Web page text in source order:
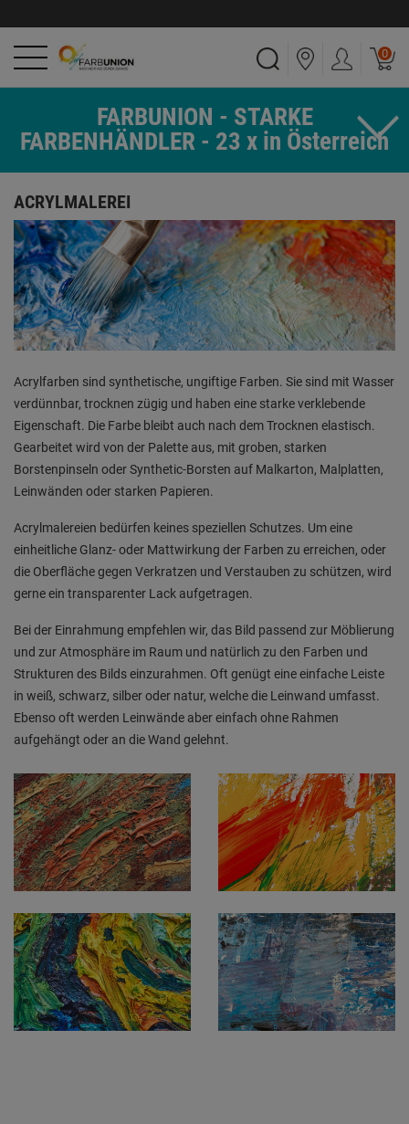
0
FARBUNION - STARKE
FARBENHÄNDLER - 23 x in Österreich
ACRYLMALEREI
Acrylfarben sind synthetische, ungiftige Farben. Sie sind mit Wasser
verdünnbar, trocknen zügig und haben eine starke verklebende
Eigenschaft. Die Farbe bleibt auch nach dem Trocknen elastisch.
Gearbeitet wird von der Palette aus, mit groben, starken
Borstenpinseln oder Synthetic-Borsten auf Malkarton, Malplatten,
Leinwänden oder starken Papieren.
Acrylmalereien bedürfen keines speziellen Schutzes. Um eine
einheitliche Glanz- oder Mattwirkung der Farben zu erreichen, oder
die Oberfläche gegen Verkratzen und Verstauben zu schützen, wird
gerne ein transparenter Lack aufgetragen.
Bei der Einrahmung empfehlen wir, das Bild passend zur Möblierung
und zur Atmosphäre im Raum und natürlich zu den Farben und
Strukturen des Bilds einzurahmen. Oft genügt eine einfache Leiste
in weiß, schwarz, silber oder natur, welche die Leinwand umfasst.
Ebenso oft werden Leinwände aber einfach ohne Rahmen
aufgehängt oder an die Wand gelehnt.